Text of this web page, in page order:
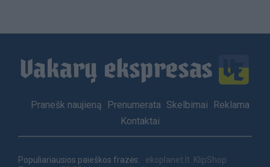
Footer
Pranešk naujieną Prenumerata Skelbimai
Reklama
Kontaktai
Populiariausios paieškos frazės: ekoplanet.lt KlipShop